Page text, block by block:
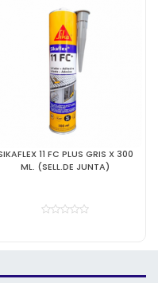
SIKAFILL TECHO 3 GRIS X 4 LT